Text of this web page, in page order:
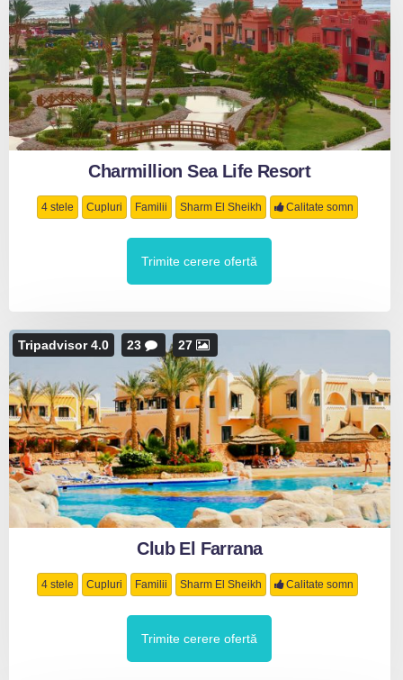
Charmillion Sea Life Resort
4 stele Cupluri Familii Sharm El Sheikh Calitate somn
Trimite cerere ofertă
Tripadvisor 4.0 23 27
Club El Farrana
4 stele Cupluri Familii Sharm El Sheikh Calitate somn
Trimite cerere ofertă